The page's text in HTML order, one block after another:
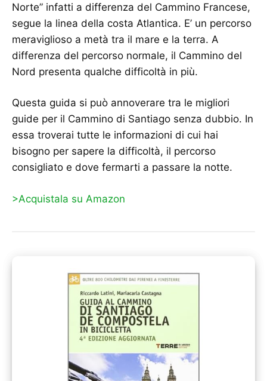
Norte” infatti a differenza del Cammino Francese,
segue la linea della costa Atlantica. E’ un percorso
meraviglioso a metà tra il mare e la terra. A
differenza del percorso normale, il Cammino del
Nord presenta qualche difficoltà in più.
Questa guida si può annoverare tra le migliori
guide per il Cammino di Santiago senza dubbio. In
essa troverai tutte le informazioni di cui hai
bisogno per sapere la difficoltà, il percorso
consigliato e dove fermarti a passare la notte.
>Acquistala su Amazon